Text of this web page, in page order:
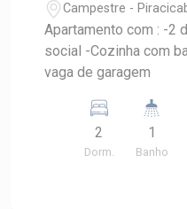
Campestre -
Apartamento com : -2 dormitórios -Banheiro
social -Cozinha com
vaga de garagem
2
Dorm.
1
Banho